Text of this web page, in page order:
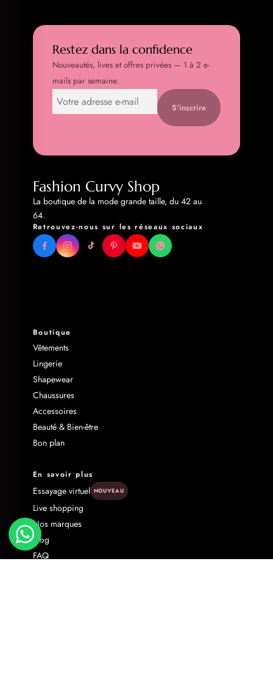
Restez dans la confidence
Nouveautés, lives et offres privées — 1 à 2 e-
mails par semaine.
S'inscrire
Fashion Curvy Shop
La boutique de la mode grande taille, du 42 au
64.
Retrouvez-nous sur les réseaux sociaux
Boutique
Vêtements
Lingerie
Shapewear
Chaussures
Accessoires
Beauté & Bien-être
Bon plan
En savoir plus
Essayage virtuel NOUVEAU
Live shopping
Nos marques
Blog
FAQ